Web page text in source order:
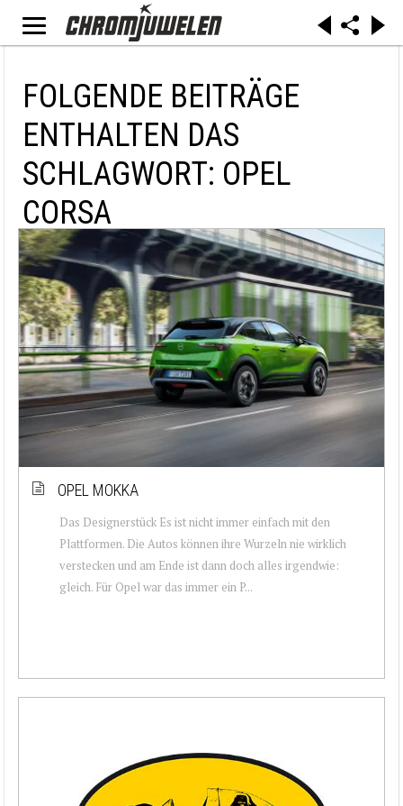
FOLGENDE BEITRÄGE
ENTHALTEN DAS
SCHLAGWORT: OPEL
CORSA
OPEL MOKKA
Das Designerstück Es ist nicht immer einfach mit den
Plattformen. Die Autos können ihre Wurzeln nie wirklich
verstecken und am Ende ist dann doch alles irgendwie:
gleich. Für Opel war das immer ein P...